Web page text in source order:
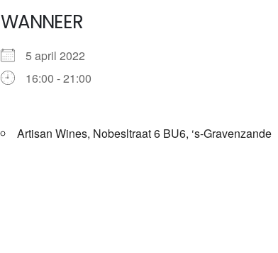
WANNEER
5 april 2022
16:00 - 21:00
Artisan Wines, Nobesltraat 6 BU6, ‘s-Gravenzande